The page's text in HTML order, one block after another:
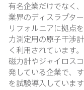
有名企業だけでなく
業界のディスラプタ
リフォルニアに拠点
力測定用の原子干渉
く利用されています
磁力計やジャイロス
発している企業で、
を試験導入していま